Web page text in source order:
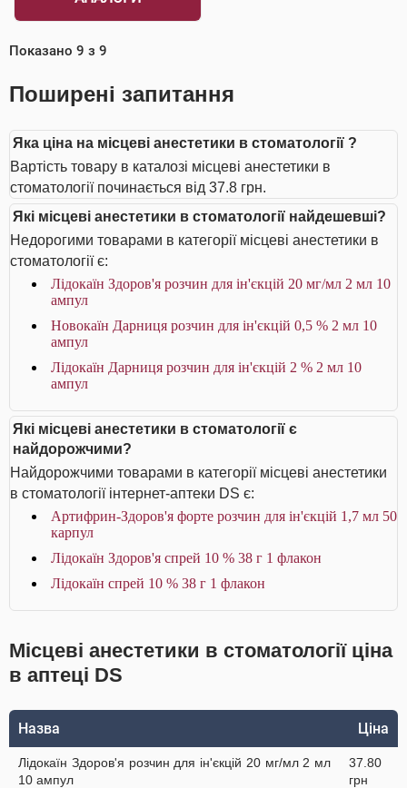
Показано 9 з 9
Поширені запитання
Яка ціна на місцеві анестетики в стоматології ?
Вартість товару в каталозі місцеві анестетики в
стоматології починається від 37.8 грн.
Які місцеві анестетики в стоматології найдешевші?
Недорогими товарами в категорії місцеві анестетики в
стоматології є:
Лідокаїн Здоров'я розчин для ін'єкцій 20 мг/мл 2 мл 10
ампул
Новокаїн Дарниця розчин для ін'єкцій 0,5 % 2 мл 10
ампул
Лідокаїн Дарниця розчин для ін'єкцій 2 % 2 мл 10
ампул
Які місцеві анестетики в стоматології є
найдорожчими?
Найдорожчими товарами в категорії місцеві анестетики
в стоматології інтернет-аптеки DS є:
Артифрин-Здоров'я форте розчин для ін'єкцій 1,7 мл 50
карпул
Лідокаїн Здоров'я спрей 10 % 38 г 1 флакон
Лідокаїн спрей 10 % 38 г 1 флакон
Місцеві анестетики в стоматології ціна
в аптеці DS
Назва Ціна
Лідокаїн Здоров'я розчин для ін'єкцій 20 мг/мл 2 мл
10 ампул
37.80
грн